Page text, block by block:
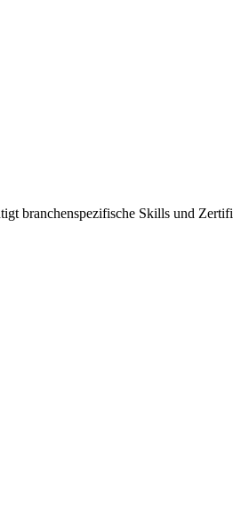
branchenspezifische Skills und